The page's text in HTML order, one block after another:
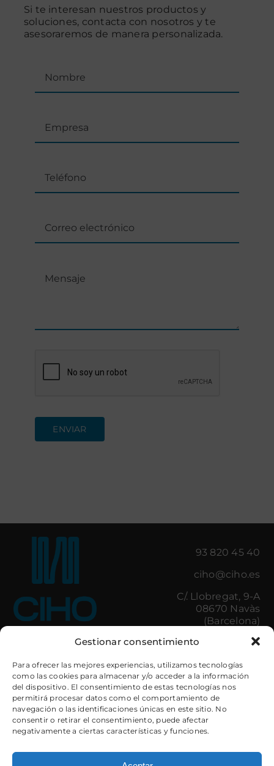
Gestionar consentimiento
Para ofrecer las mejores experiencias, utilizamos tecnologías
como las cookies para almacenar y/o acceder a la información
del dispositivo. El consentimiento de estas tecnologías nos
permitirá procesar datos como el comportamiento de
navegación o las identificaciones únicas en este sitio. No
consentir o retirar el consentimiento, puede afectar
negativamente a ciertas características y funciones.
Si te interesan nuestros productos y
soluciones, contacta con nosotros y te
asesoraremos de manera personalizada.
ENVIAR
Iluminación
Amenities
Cocinas Hostelería
Lavandería
Baños
Textil Decorativo
Textil Hotel
Control de Accesos
Minibares
Cajas de Seguridad
Electrodomésticos
Mobiliario
Taquillas y
93 820 45 40
ciho@ciho.es
C/. Llobregat, 9-A
08670 Navàs
(Barcelona)